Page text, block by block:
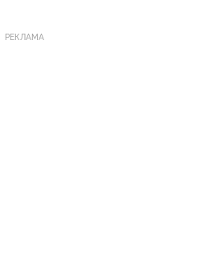
РЕКЛАМА